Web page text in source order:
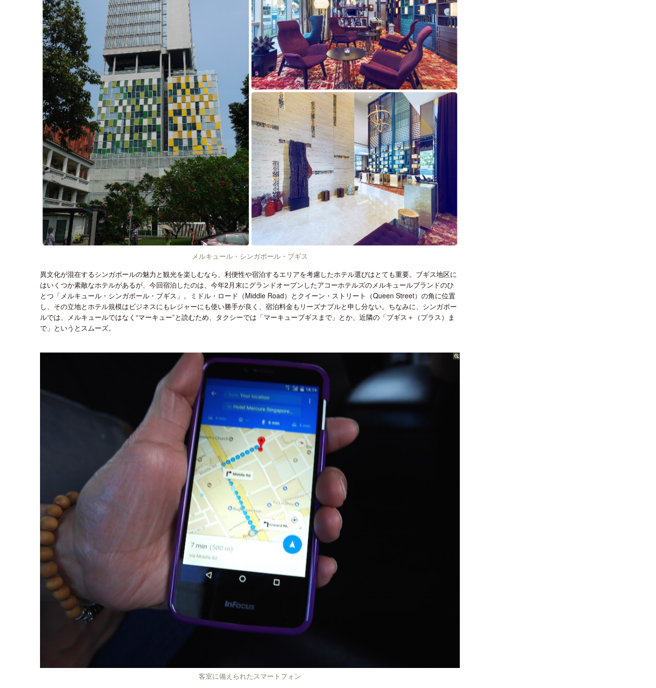
メルキュール・シンガポール・ブギス
異文化が混在するシンガポールの魅力と観光を楽しむなら、利便性や宿泊するエリアを考慮したホテル選びはとても重要。ブギス地区に
はいくつか素敵なホテルがあるが、今回宿泊したのは、今年2月末にグランドオープンしたアコーホテルズのメルキュールブランドのひ
とつ「メルキュール・シンガポール・ブギス」。ミドル・ロード（Middle Road）とクイーン・ストリート（Queen Street）の角に位置
し、その立地とホテル規模はビジネスにもレジャーにも使い勝手が良く、宿泊料金もリーズナブルと申し分ない。ちなみに、シンガポー
ルでは、メルキュールではなく“マーキュー”と読むため、タクシーでは「マーキューブギスまで」とか、近隣の「ブギス＋（プラス）ま
で」というとスムーズ。
客室に備えられたスマートフォン